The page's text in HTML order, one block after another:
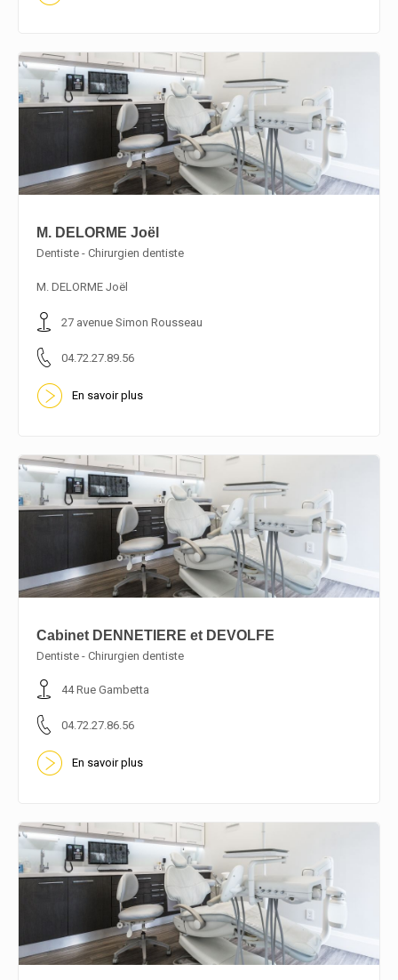
M. DELORME Joël
Dentiste - Chirurgien dentiste
M. DELORME Joël
27 avenue Simon Rousseau
04.72.27.89.56
En savoir plus
Cabinet DENNETIERE et DEVOLFE
Dentiste - Chirurgien dentiste
44 Rue Gambetta
04.72.27.86.56
En savoir plus